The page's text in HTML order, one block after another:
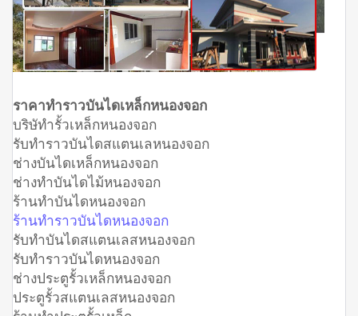
ราคาทำราวบันไดเหล็กหนองจอก
บริษัทำรั้วเหล็กหนองจอก
รับทำราวบันไดสแตนเลหนองจอก
ช่างบันไดเหล็กหนองจอก
ช่างทำบันไดไม้หนองจอก
ร้านทำบันไดหนองจอก
ร้านทำราวบันไดหนองจอก
รับทำบันไดสแตนเลสหนองจอก
รับทำราวบันไดหนองจอก
ช่างประตูรั้วเหล็กหนองจอก
ประตูรั้วสแตนเลสหนองจอก